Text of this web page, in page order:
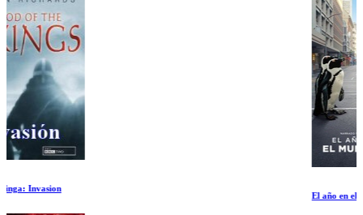
El año en el que el mundo cambio